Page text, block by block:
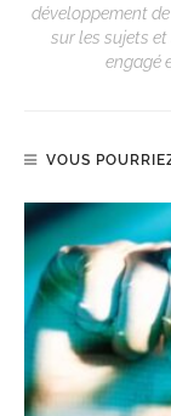
développement
sur les sujets
engagé
VOUS